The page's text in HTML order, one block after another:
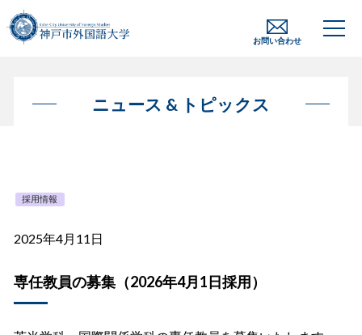
お問い合わせ
ニュース & トピックス
採用情報
2025年4月11日
専任教員の募集（2026年4月1日採用）